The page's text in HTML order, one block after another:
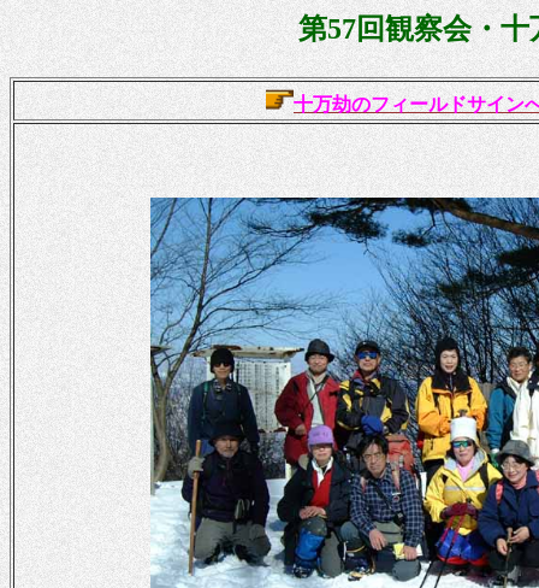
第57回観察会・
十万劫のフィールドサイン